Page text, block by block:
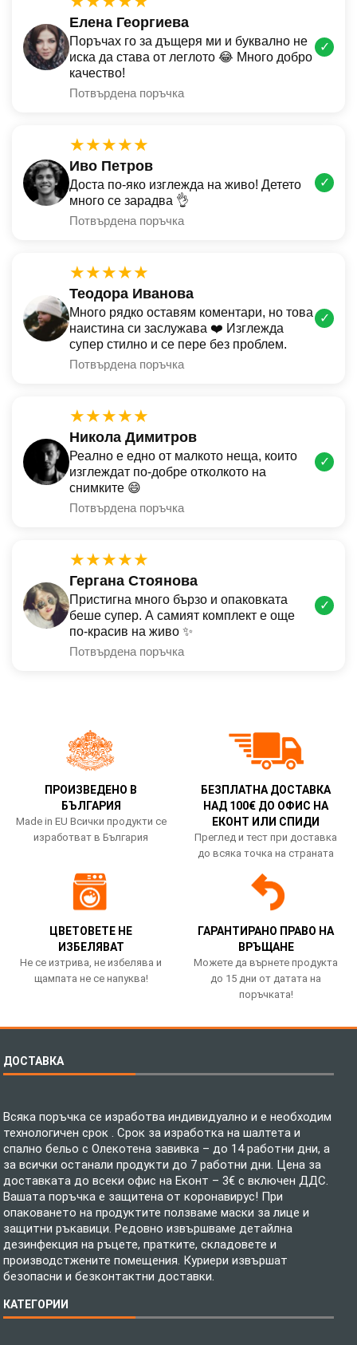
Елена Георгиева
Поръчах го за дъщеря ми и буквално не
иска да става от леглото 😂 Много добро
качество!
Потвърдена поръчка
✓
★★★★★
Иво Петров
Доста по-яко изглежда на живо! Детето
много се зарадва 👌
Потвърдена поръчка
✓
★★★★★
Теодора Иванова
Много рядко оставям коментари, но това
наистина си заслужава ❤️ Изглежда
супер стилно и се пере без проблем.
Потвърдена поръчка
✓
★★★★★
Никола Димитров
Реално е едно от малкото неща, които
изглеждат по-добре отколкото на
снимките 😄
Потвърдена поръчка
✓
★★★★★
Гергана Стоянова
Пристигна много бързо и опаковката
беше супер. А самият комплект е още
по-красив на живо ✨
Потвърдена поръчка
✓
ПРОИЗВЕДЕНО В
БЪЛГАРИЯ
Made in EU Всички продукти се
изработват в България
БЕЗПЛАТНА ДОСТАВКА
НАД 100€ ДО ОФИС НА
ЕКОНТ ИЛИ СПИДИ
Преглед и тест при доставка
до всяка точка на страната
ЦВЕТОВЕТЕ НЕ
ИЗБЕЛЯВАТ
Не се изтрива, не избелява и
щампата не се напуква!
ГАРАНТИРАНО ПРАВО НА
ВРЪЩАНЕ
Можете да върнете продукта
до 15 дни от датата на
поръчката!
ДОСТАВКА
Всяка поръчка се изработва индивидуално и е необходим
технологичен срок . Срок за изработка на шалтета и
спално бельо с Олекотена завивка – до 14 работни дни, а
за всички останали продукти до 7 работни дни. Цена за
доставката до всеки офис на Еконт – 3€ с включен ДДС.
Вашата поръчка е защитена от коронавирус! При
опаковането на продуктите ползваме маски за лице и
защитни ръкавици. Редовно извършваме детайлна
дезинфекция на ръцете, пратките, складовете и
производстжените помещения. Куриери извършат
безопасни и безконтактни доставки.
КАТЕГОРИИ